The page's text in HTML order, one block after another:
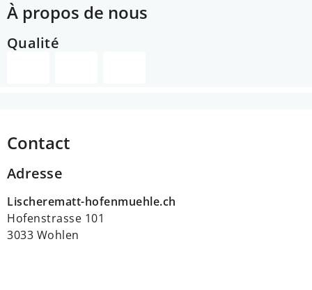
À propos de nous
Qualité
Contact
Adresse
Lischerematt-hofenmuehle.ch
Hofenstrasse 101
3033 Wohlen